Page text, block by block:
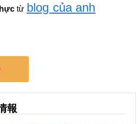
từ blog của anh
報